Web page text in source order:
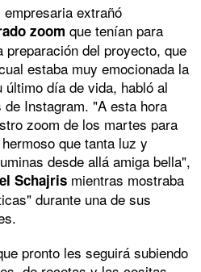
extrañó
zoom que tenían para
del proyecto, que
estaba muy emocionada la
día de vida, habló al
Instagram. "A esta hora
zoom de los martes para
que tanta luz y
desde allá amiga bella",
Schajris mientras mostraba
durante una de sus
pronto les seguirá subiendo